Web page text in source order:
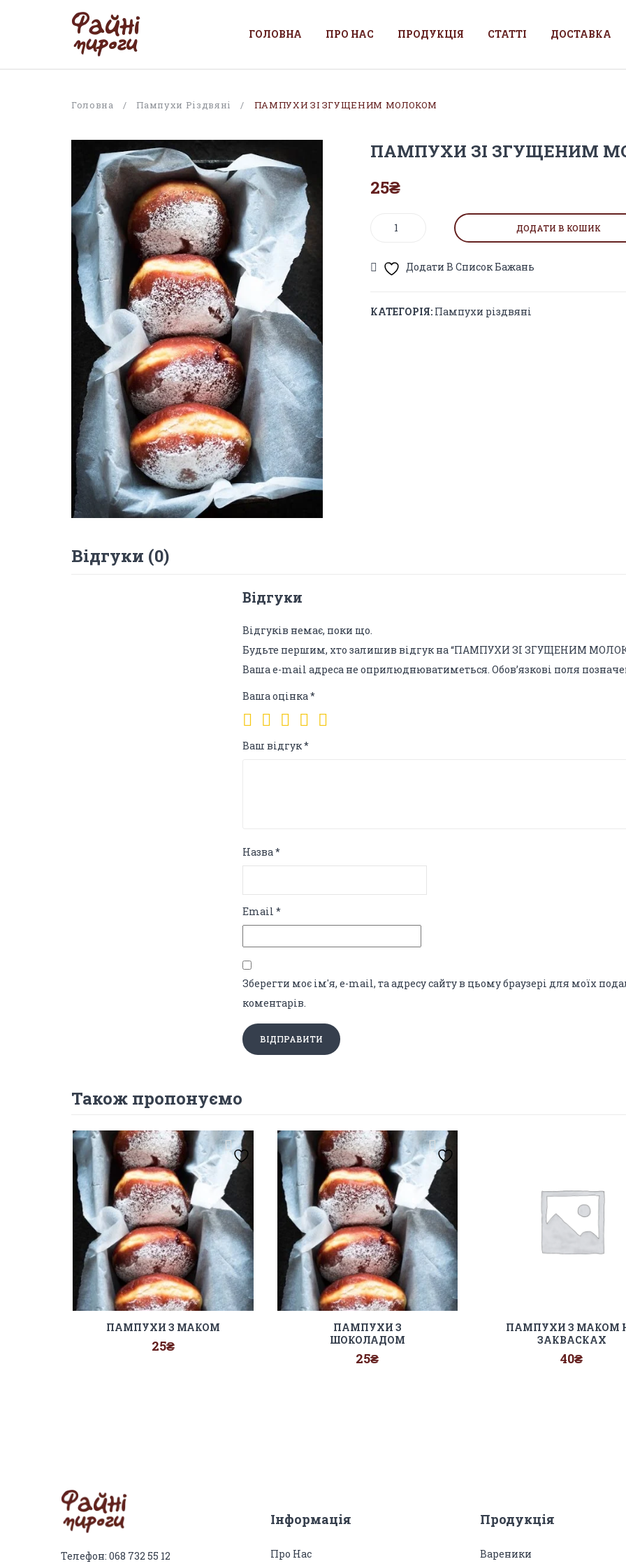
ГОЛОВНА ПРО НАС ПРОДУКЦІЯ СТАТТІ ДОСТАВКА
Головна / Пампухи Різдвяні / ПАМПУХИ ЗІ ЗГУЩЕНИМ МОЛОКОМ
ПАМПУХИ ЗІ ЗГУЩЕНИМ
25₴
ПАМПУХИ
МОЛОКОМ
ДОДАТИ В КОШИК
Додати В Список Бажань
КАТЕГОРІЯ: Пампухи різдвяні
Відгуки (0)
Відгуки
Відгуків немає, поки що.
Будьте першим, хто залишив відгук на “ПАМПУХИ ЗІ ЗГУЩЕНИМ
Ваша e-mail адреса не оприлюднюватиметься. Обов’язкові поля
Ваша оцінка*
Ваш відгук*
Назва*
Email *
Зберегти моє ім'я, e-mail, та адресу сайту в цьому браузері для моїх
коментарів.
Також пропонуємо
ПАМПУХИ З МАКОМ
25₴
ПАМПУХИ З
ШОКОЛАДОМ
25₴
ПАМПУХИ З МАКОМ
ЗАКВАСКАХ
40₴
Телефон: 068 732 55 12
Інформація
Про Нас
Продукція
Вареники